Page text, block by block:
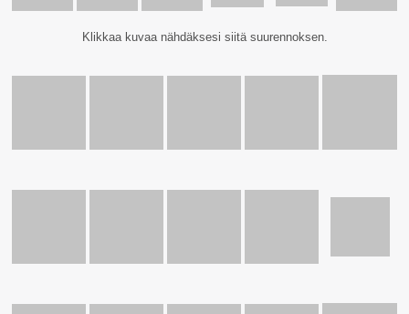
Klikkaa kuvaa nähdäksesi siitä suurennoksen.